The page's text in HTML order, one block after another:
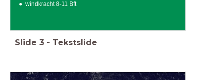
windkracht 8-11 Bft
Slide 3 - Tekstslide